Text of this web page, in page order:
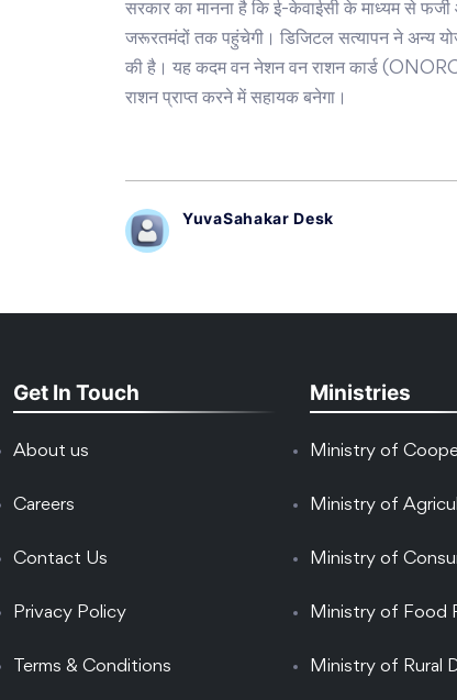
सरकार का मानना है कि ई-केवाईसी के माध्यम से फर्जी
जरूरतमंदों तक पहुंचेगी। डिजिटल सत्यापन ने अन्य
की है। यह कदम वन नेशन वन राशन कार्ड
राशन प्राप्त करने में सहायक बनेगा।
YuvaSahakar Desk
Get In Touch
About us
Careers
Contact Us
Privacy Policy
Terms & Conditions
Ministries
Ministry of
Ministry of
Ministry of
Ministry of Food
Ministry of Rural